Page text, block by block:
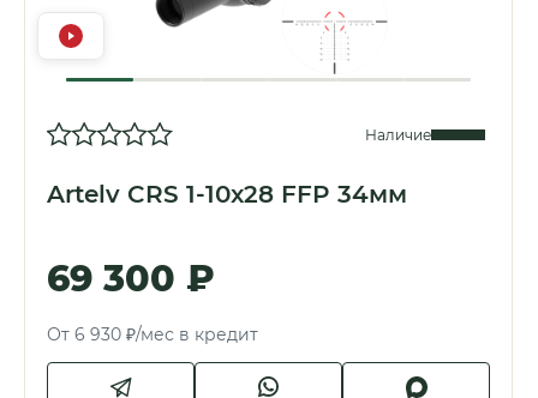
Наличие
Artelv CRS 1-10x28 FFP 34мм
69 300 ₽
От 6 930 ₽/мес в кредит